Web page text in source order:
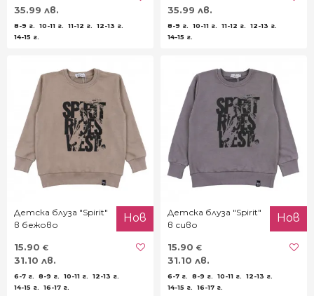
35.99 лв.
8-9 г. 10-11 г. 11-12 г.
12-13 г.
14-15 г.
35.99 лв.
8-9 г. 10-11 г. 11-12 г.
12-13 г.
14-15 г.
Детска блуза "Spirit"
в бежово
Нов
15.90 €
31.10 лв.
6-7 г. 8-9 г. 10-11 г.
12-13 г.
14-15 г.
16-17 г.
Детска блуза "Spirit"
в сиво
Нов
15.90 €
31.10 лв.
6-7 г. 8-9 г. 10-11 г.
12-13 г.
14-15 г.
16-17 г.